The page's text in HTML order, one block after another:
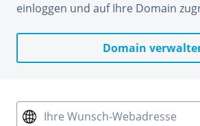
einloggen und auf Ihre Domain
Domain
Ihre Wunsch-Webadresse